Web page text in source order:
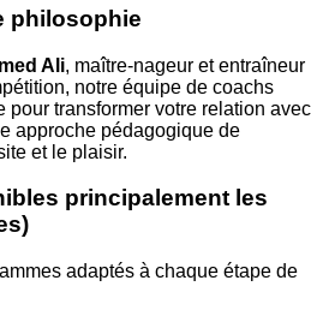
philosophie
Ali, maître-nageur et entraîneur
notre équipe de coachs
transformer votre relation avec
approche pédagogique de
et le plaisir.
principalement les
adaptés à chaque étape de